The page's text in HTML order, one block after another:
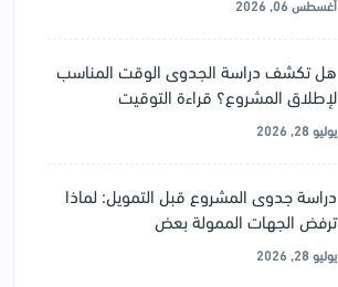
أغسطس 06, 2026
هل تكشف دراسة الجدوى الوقت المناسب
لإطلاق المشروع؟ قراءة التوقيت
يوليو 28, 2026
دراسة جدوى المشروع قبل التمويل: لماذا
ترفض الجهات الممولة بعض
يوليو 28, 2026